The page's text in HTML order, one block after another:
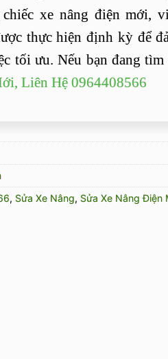
xe nâng điện mới,
thực hiện định kỳ để
tối ưu. Nếu bạn đang
Liên Hệ 0964408566
,Sửa Xe Nâng,Sửa Xe Nâng Điện